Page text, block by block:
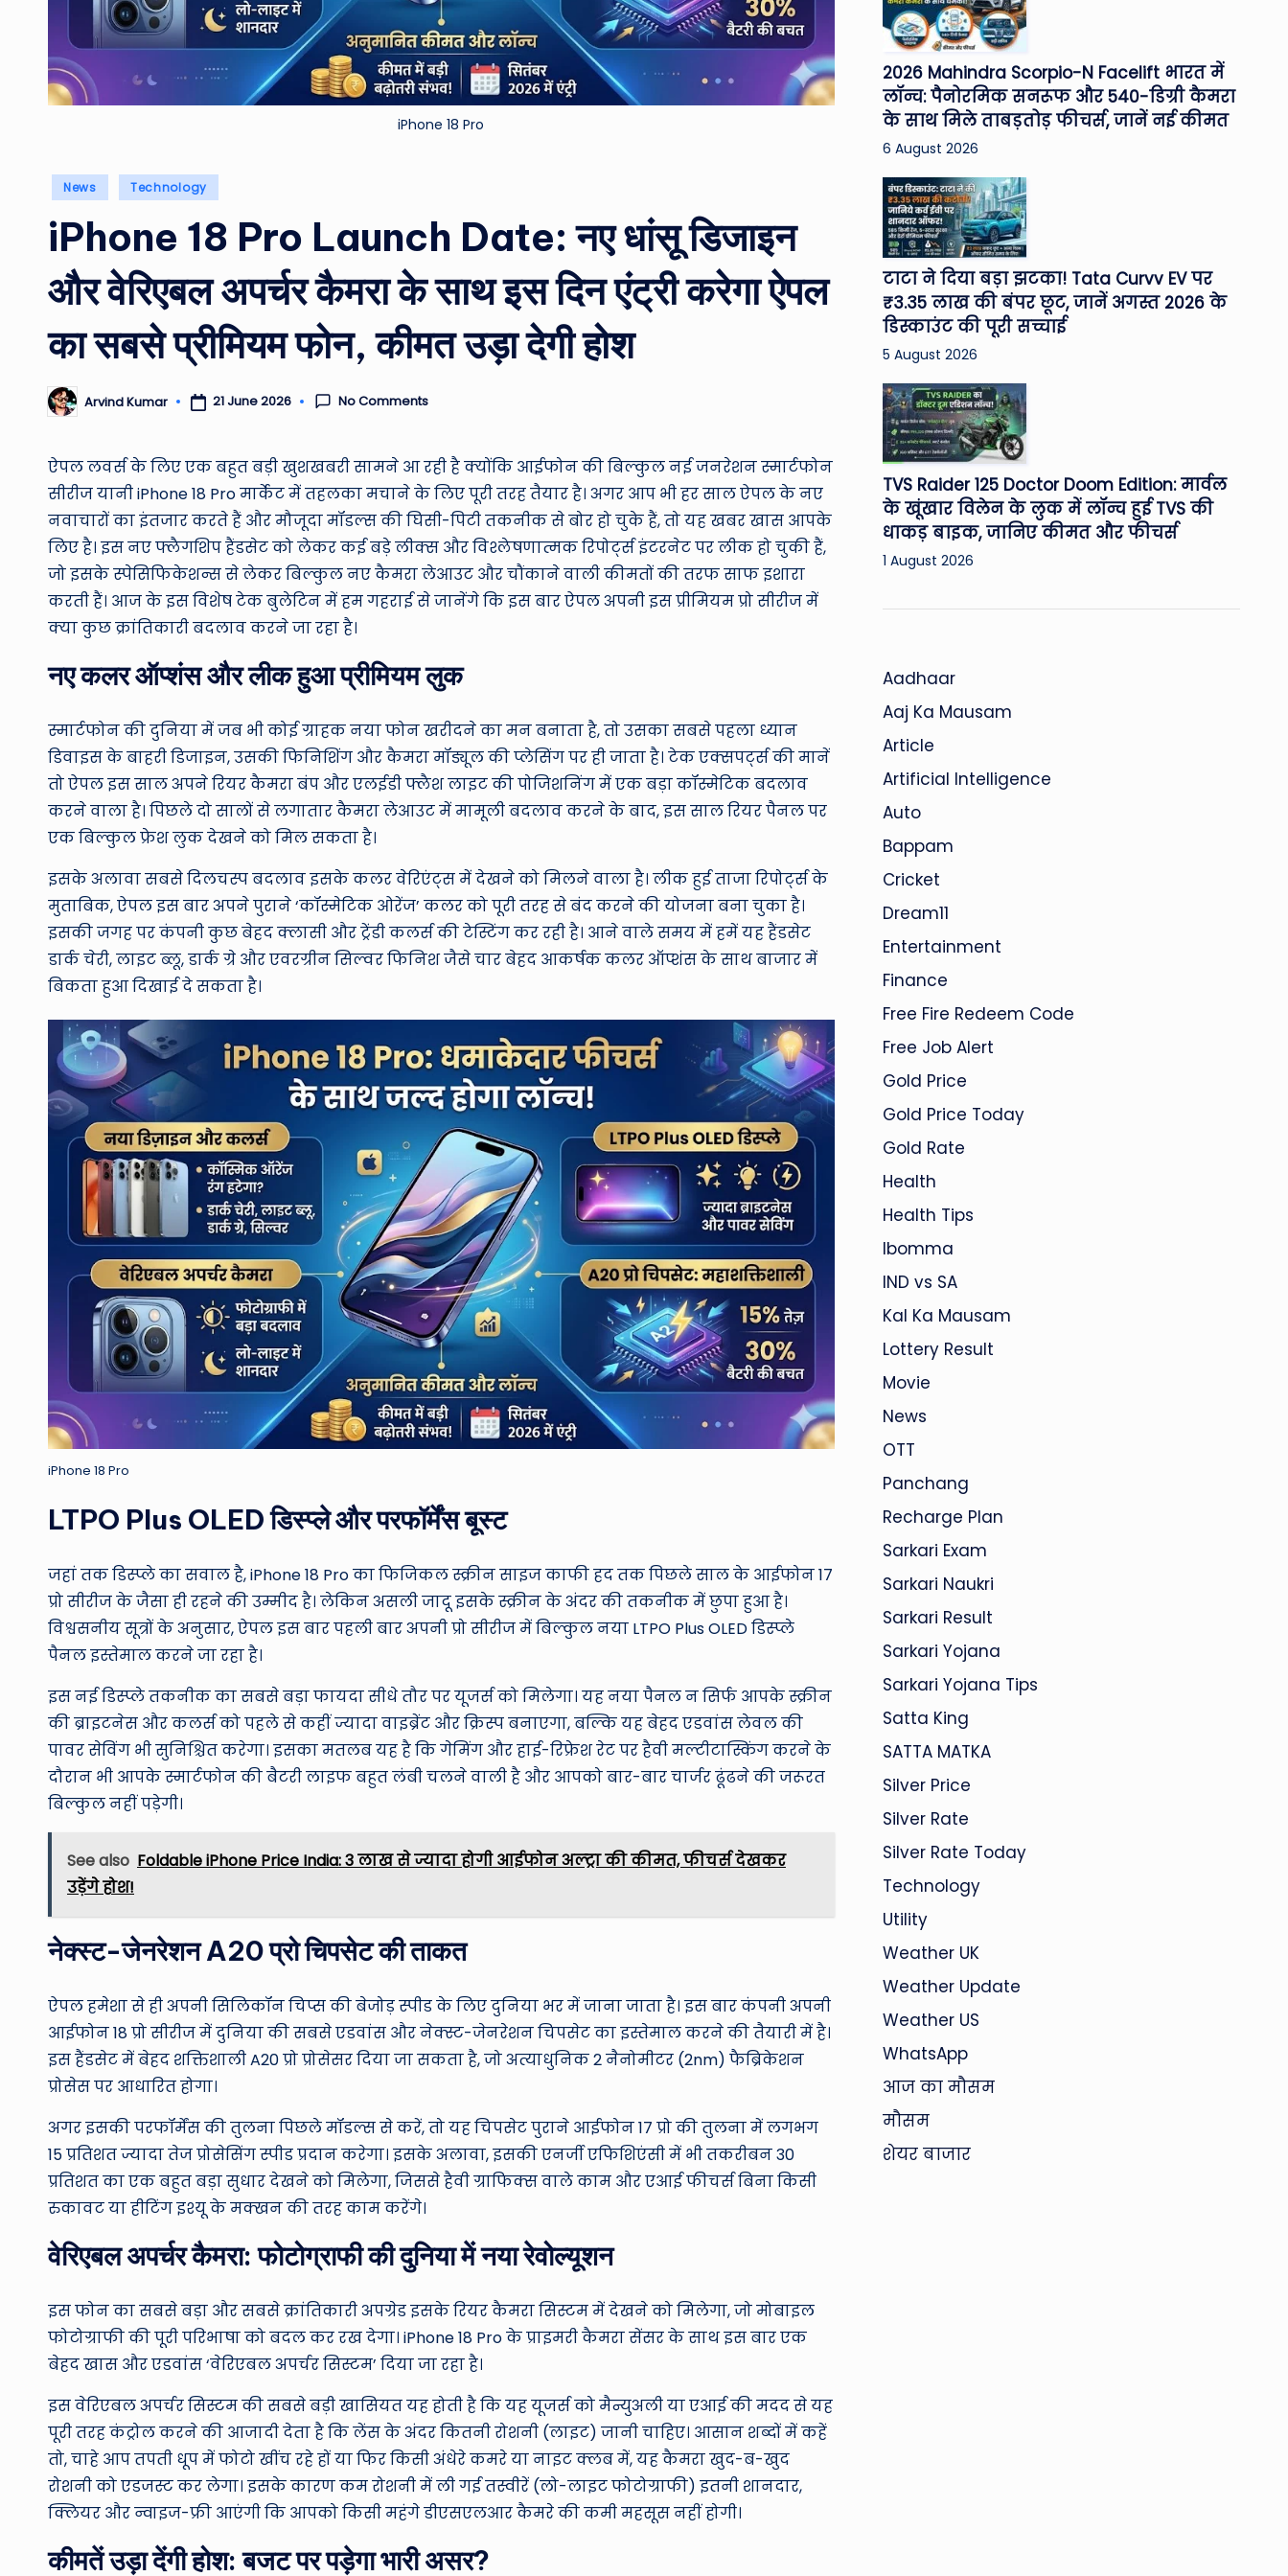
&
M
o
N
e
w
u
n
d
T
W
o
rl
iPhone 18 Pro
Posted
News Technology
iPhone 18 Pro Launch Date: नए धांसू डिजाइन
और वेरिएबल अपर्चर कैमरा के साथ इस दिन एंट्री करेगा ऐपल
का सबसे प्रीमियम फोन, कीमत उड़ा देगी होश
Posted
by
Arvind Kumar 21 June 2026 No Comments
ऐपल लवर्स के लिए एक बहुत बड़ी खुशखबरी सामने आ रही है क्योंकि आईफोन की बिल्कुल नई जनरेशन स्मार्टफोन
सीरीज यानी iPhone 18 Pro मार्केट में तहलका मचाने के लिए पूरी तरह तैयार है। अगर आप भी हर साल ऐपल के नए
नवाचारों का इंतजार करते हैं और मौजूदा मॉडल्स की घिसी-पिटी तकनीक से बोर हो चुके हैं, तो यह खबर खास आपके
लिए है। इस नए फ्लैगशिप हैंडसेट को लेकर कई बड़े लीक्स और विश्लेषणात्मक रिपोर्ट्स इंटरनेट पर लीक हो चुकी हैं,
जो इसके स्पेसिफिकेशन्स से लेकर बिल्कुल नए कैमरा लेआउट और चौंकाने वाली कीमतों की तरफ साफ इशारा
करती हैं। आज के इस विशेष टेक बुलेटिन में हम गहराई से जानेंगे कि इस बार ऐपल अपनी इस प्रीमियम प्रो सीरीज में
क्या कुछ क्रांतिकारी बदलाव करने जा रहा है।
नए कलर ऑप्शंस और लीक हुआ प्रीमियम लुक
स्मार्टफोन की दुनिया में जब भी कोई ग्राहक नया फोन खरीदने का मन बनाता है, तो उसका सबसे पहला ध्यान
डिवाइस के बाहरी डिजाइन, उसकी फिनिशिंग और कैमरा मॉड्यूल की प्लेसिंग पर ही जाता है। टेक एक्सपर्ट्स की मानें
तो ऐपल इस साल अपने रियर कैमरा बंप और एलईडी फ्लैश लाइट की पोजिशनिंग में एक बड़ा कॉस्मेटिक बदलाव
करने वाला है। पिछले दो सालों से लगातार कैमरा लेआउट में मामूली बदलाव करने के बाद, इस साल रियर पैनल पर
एक बिल्कुल फ्रेश लुक देखने को मिल सकता है।
इसके अलावा सबसे दिलचस्प बदलाव इसके कलर वेरिएंट्स में देखने को मिलने वाला है। लीक हुई ताजा रिपोर्ट्स के
मुताबिक, ऐपल इस बार अपने पुराने ‘कॉस्मेटिक ओरेंज’ कलर को पूरी तरह से बंद करने की योजना बना चुका है।
इसकी जगह पर कंपनी कुछ बेहद क्लासी और ट्रेंडी कलर्स की टेस्टिंग कर रही है। आने वाले समय में हमें यह हैंडसेट
डार्क चेरी, लाइट ब्लू, डार्क ग्रे और एवरग्रीन सिल्वर फिनिश जैसे चार बेहद आकर्षक कलर ऑप्शंस के साथ बाजार में
बिकता हुआ दिखाई दे सकता है।
iPhone 18 Pro
LTPO Plus OLED डिस्प्ले और परफॉर्मेंस बूस्ट
जहां तक डिस्प्ले का सवाल है, iPhone 18 Pro का फिजिकल स्क्रीन साइज काफी हद तक पिछले साल के आईफोन 17
प्रो सीरीज के जैसा ही रहने की उम्मीद है। लेकिन असली जादू इसके स्क्रीन के अंदर की तकनीक में छुपा हुआ है।
विश्वसनीय सूत्रों के अनुसार, ऐपल इस बार पहली बार अपनी प्रो सीरीज में बिल्कुल नया LTPO Plus OLED डिस्प्ले
पैनल इस्तेमाल करने जा रहा है।
इस नई डिस्प्ले तकनीक का सबसे बड़ा फायदा सीधे तौर पर यूजर्स को मिलेगा। यह नया पैनल न सिर्फ आपके स्क्रीन
की ब्राइटनेस और कलर्स को पहले से कहीं ज्यादा वाइब्रेंट और क्रिस्प बनाएगा, बल्कि यह बेहद एडवांस लेवल की
पावर सेविंग भी सुनिश्चित करेगा। इसका मतलब यह है कि गेमिंग और हाई-रिफ्रेश रेट पर हैवी मल्टीटास्किंग करने के
दौरान भी आपके स्मार्टफोन की बैटरी लाइफ बहुत लंबी चलने वाली है और आपको बार-बार चार्जर ढूंढने की जरूरत
बिल्कुल नहीं पड़ेगी।
See also Foldable iPhone Price India: 3 लाख से ज्यादा होगी आईफोन अल्ट्रा की कीमत, फीचर्स देखकर
उड़ेंगे होश!
नेक्स्ट-जेनरेशन A20 प्रो चिपसेट की ताकत
ऐपल हमेशा से ही अपनी सिलिकॉन चिप्स की बेजोड़ स्पीड के लिए दुनिया भर में जाना जाता है। इस बार कंपनी अपनी
आईफोन 18 प्रो सीरीज में दुनिया की सबसे एडवांस और नेक्स्ट-जेनरेशन चिपसेट का इस्तेमाल करने की तैयारी में है।
इस हैंडसेट में बेहद शक्तिशाली A20 प्रो प्रोसेसर दिया जा सकता है, जो अत्याधुनिक 2 नैनोमीटर (2nm) फैब्रिकेशन
प्रोसेस पर आधारित होगा।
अगर इसकी परफॉर्मेंस की तुलना पिछले मॉडल्स से करें, तो यह चिपसेट पुराने आईफोन 17 प्रो की तुलना में लगभग
15 प्रतिशत ज्यादा तेज प्रोसेसिंग स्पीड प्रदान करेगा। इसके अलावा, इसकी एनर्जी एफिशिएंसी में भी तकरीबन 30
प्रतिशत का एक बहुत बड़ा सुधार देखने को मिलेगा, जिससे हैवी ग्राफिक्स वाले काम और एआई फीचर्स बिना किसी
रुकावट या हीटिंग इश्यू के मक्खन की तरह काम करेंगे।
वेरिएबल अपर्चर कैमरा: फोटोग्राफी की दुनिया में नया रेवोल्यूशन
इस फोन का सबसे बड़ा और सबसे क्रांतिकारी अपग्रेड इसके रियर कैमरा सिस्टम में देखने को मिलेगा, जो मोबाइल
फोटोग्राफी की पूरी परिभाषा को बदल कर रख देगा। iPhone 18 Pro के प्राइमरी कैमरा सेंसर के साथ इस बार एक
बेहद खास और एडवांस ‘वेरिएबल अपर्चर सिस्टम’ दिया जा रहा है।
इस वेरिएबल अपर्चर सिस्टम की सबसे बड़ी खासियत यह होती है कि यह यूजर्स को मैन्युअली या एआई की मदद से यह
पूरी तरह कंट्रोल करने की आजादी देता है कि लेंस के अंदर कितनी रोशनी (लाइट) जानी चाहिए। आसान शब्दों में कहें
तो, चाहे आप तपती धूप में फोटो खींच रहे हों या फिर किसी अंधेरे कमरे या नाइट क्लब में, यह कैमरा खुद-ब-खुद
रोशनी को एडजस्ट कर लेगा। इसके कारण कम रोशनी में ली गई तस्वीरें (लो-लाइट फोटोग्राफी) इतनी शानदार,
क्लियर और न्वाइज-फ्री आएंगी कि आपको किसी महंगे डीएसएलआर कैमरे की कमी महसूस नहीं होगी।
कीमतें उड़ा देंगी होश: बजट पर पड़ेगा भारी असर?
2026 Mahindra Scorpio-N Facelift भारत में
लॉन्च: पैनोरमिक सनरूफ और 540-डिग्री कैमरा
के साथ मिले ताबड़तोड़ फीचर्स, जानें नई कीमत
6 August 2026
टाटा ने दिया बड़ा झटका! Tata Curvv EV पर
₹3.35 लाख की बंपर छूट, जानें अगस्त 2026 के
डिस्काउंट की पूरी सच्चाई
5 August 2026
TVS Raider 125 Doctor Doom Edition: मार्वल
के खूंखार विलेन के लुक में लॉन्च हुई TVS की
धाकड़ बाइक, जानिए कीमत और फीचर्स
1 August 2026
Aadhaar
Aaj Ka Mausam
Article
Artificial Intelligence
Auto
Bappam
Cricket
Dream11
Entertainment
Finance
Free Fire Redeem Code
Free Job Alert
Gold Price
Gold Price Today
Gold Rate
Health
Health Tips
Ibomma
IND vs SA
Kal Ka Mausam
Lottery Result
Movie
News
OTT
Panchang
Recharge Plan
Sarkari Exam
Sarkari Naukri
Sarkari Result
Sarkari Yojana
Sarkari Yojana Tips
Satta King
SATTA MATKA
Silver Price
Silver Rate
Silver Rate Today
Technology
Utility
Weather UK
Weather Update
Weather US
WhatsApp
आज का मौसम
मौसम
शेयर बाजार